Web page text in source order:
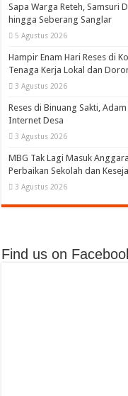
Sapa Warga Reteh, Samsuri
hingga Seberang Sanglar
5 Agustus 2026
Hampir Enam Hari Reses di
Tenaga Kerja Lokal dan
3 Agustus 2026
Reses di Binuang Sakti,
Internet Desa
3 Agustus 2026
MBG Tak Lagi Masuk
Perbaikan Sekolah dan
3 Agustus 2026
Find us on